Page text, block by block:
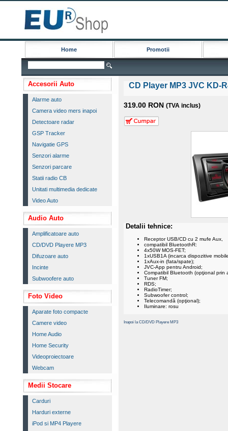
Home Promotii
Accesorii Auto
Alarme auto
Camera video mers inapoi
Detectoare radar
GSP Tracker
Navigatie GPS
Senzori alarme
Senzori parcare
Statii radio CB
Unitati multimedia dedicate
Video Auto
Audio Auto
Amplificatoare auto
CD/DVD Playere MP3
Difuzoare auto
Incinte
Subwoofere auto
Foto Video
Aparate foto compacte
Camere video
Home Audio
Home Security
Videoproiectoare
Webcam
Medii Stocare
Carduri
Harduri externe
iPod si MP4 Playere
CD Player MP3 JVC KD-
319.00 RON (TVA inclus)
Detalii tehnice:
Receptor USB/CD cu 2 mufe Aux,
compatibil BluetoothR:
4x50W MOS-FET;
1xUSB1A (incarca dispozitive
1xAux-in (fata/spate);
JVC-App pentru Android;
Compatibil Bluetooth (opţional prin
Tuner FM;
RDS;
RadioTimer;
Subwoofer control;
Telecomandă (opţional);
Iluminare: rosu
Inapoi la CD/DVD Playere MP3